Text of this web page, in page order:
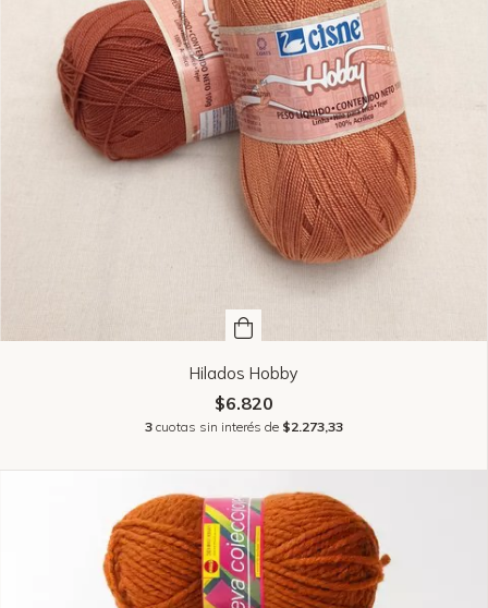
Hilados Hobby
$6.820
3 cuotas sin interés de $2.273,33